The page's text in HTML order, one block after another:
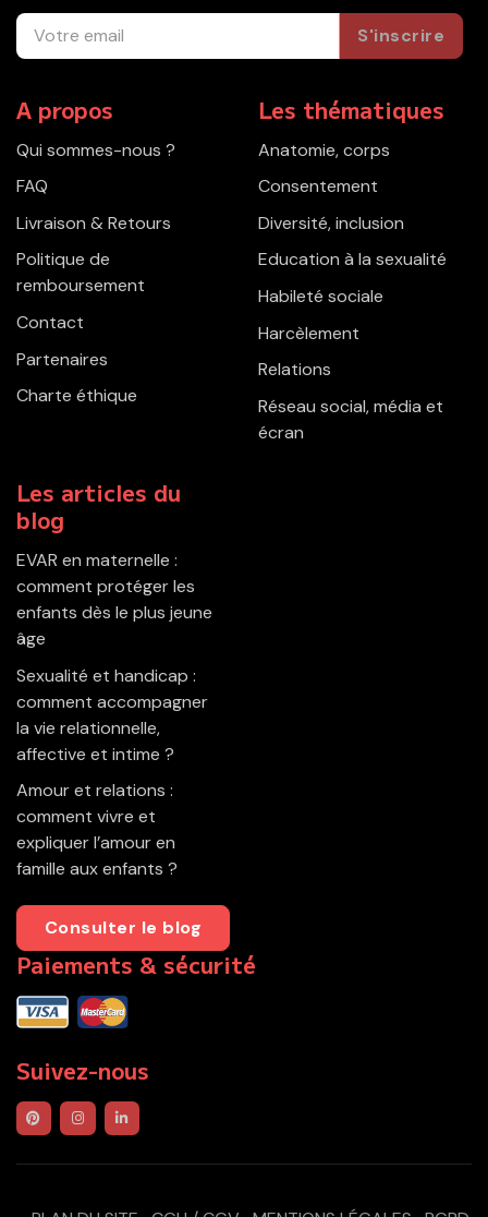
S'inscrire
A propos
Qui sommes-nous ?
FAQ
Livraison & Retours
Politique de
remboursement
Contact
Partenaires
Charte éthique
Les thématiques
Anatomie, corps
Consentement
Diversité, inclusion
Education à la sexualité
Habileté sociale
Harcèlement
Relations
Réseau social, média et
écran
Les articles du
blog
EVAR en maternelle :
comment protéger les
enfants dès le plus jeune
âge
Sexualité et handicap :
comment accompagner
la vie relationnelle,
affective et intime ?
Amour et relations :
comment vivre et
expliquer l’amour en
famille aux enfants ?
Consulter le blog
Paiements & sécurité
Suivez-nous